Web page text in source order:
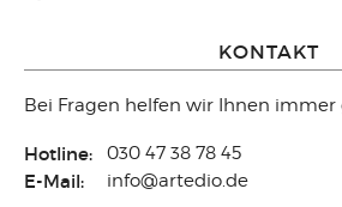
KONTAKT
Bei Fragen helfen wir Ihnen immer
Hotline: 030 47 38 78 45
E-Mail: info@artedio.de